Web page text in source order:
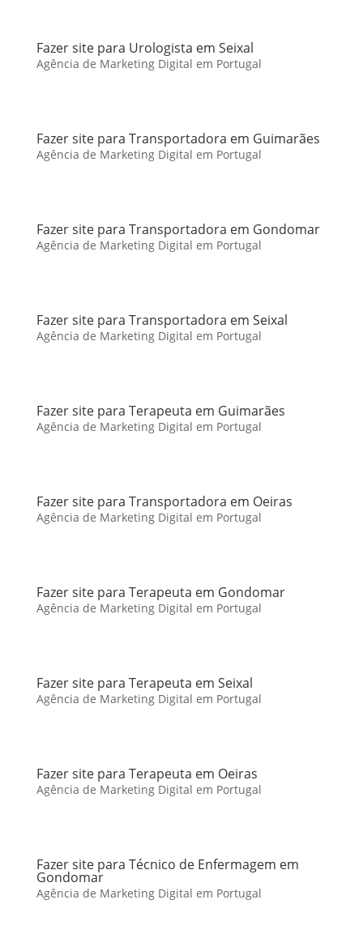
Fazer site para Urologista em Seixal
Agência de Marketing Digital em Portugal
Fazer site para Transportadora em Guimarães
Agência de Marketing Digital em Portugal
Fazer site para Transportadora em Gondomar
Agência de Marketing Digital em Portugal
Fazer site para Transportadora em Seixal
Agência de Marketing Digital em Portugal
Fazer site para Terapeuta em Guimarães
Agência de Marketing Digital em Portugal
Fazer site para Transportadora em Oeiras
Agência de Marketing Digital em Portugal
Fazer site para Terapeuta em Gondomar
Agência de Marketing Digital em Portugal
Fazer site para Terapeuta em Seixal
Agência de Marketing Digital em Portugal
Fazer site para Terapeuta em Oeiras
Agência de Marketing Digital em Portugal
Fazer site para Técnico de Enfermagem em
Gondomar
Agência de Marketing Digital em Portugal